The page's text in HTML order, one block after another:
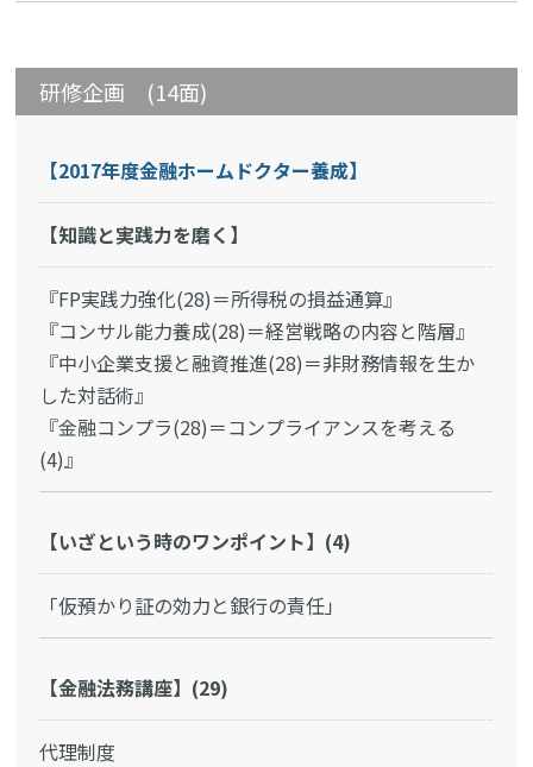
研修企画 (14面)
【2017年度金融ホームドクター養成】
【知識と実践力を磨く】
『FP実践力強化(28)＝所得税の損益通算』
『コンサル能力養成(28)＝経営戦略の内容と階層』
『中小企業支援と融資推進(28)＝非財務情報を生か
した対話術』
『金融コンプラ(28)＝コンプライアンスを考える
(4)』
【いざという時のワンポイント】(4)
「仮預かり証の効力と銀行の責任」
【金融法務講座】(29)
代理制度